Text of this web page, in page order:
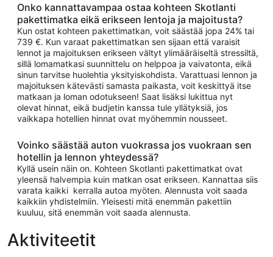
Onko kannattavampaa ostaa kohteen Skotlanti
pakettimatka eikä erikseen lentoja ja majoitusta?
Kun ostat kohteen pakettimatkan, voit säästää jopa 24% tai
739 €. Kun varaat pakettimatkan sen sijaan että varaisit
lennot ja majoituksen erikseen vältyt ylimääräiseltä stressiltä,
sillä lomamatkasi suunnittelu on helppoa ja vaivatonta, eikä
sinun tarvitse huolehtia yksityiskohdista. Varattuasi lennon ja
majoituksen kätevästi samasta paikasta, voit keskittyä itse
matkaan ja loman odotukseen! Saat lisäksi lukittua nyt
olevat hinnat, eikä budjetin kanssa tule yllätyksiä, jos
vaikkapa hotellien hinnat ovat myöhemmin nousseet.
Voinko säästää auton vuokrassa jos vuokraan sen
hotellin ja lennon yhteydessä?
Kyllä usein näin on. Kohteen Skotlanti pakettimatkat ovat
yleensä halvempia kuin matkan osat erikseen. Kannattaa siis
varata kaikki kerralla autoa myöten. Alennusta voit saada
kaikkiin yhdistelmiin. Yleisesti mitä enemmän pakettiin
kuuluu, sitä enemmän voit saada alennusta.
Aktiviteetit